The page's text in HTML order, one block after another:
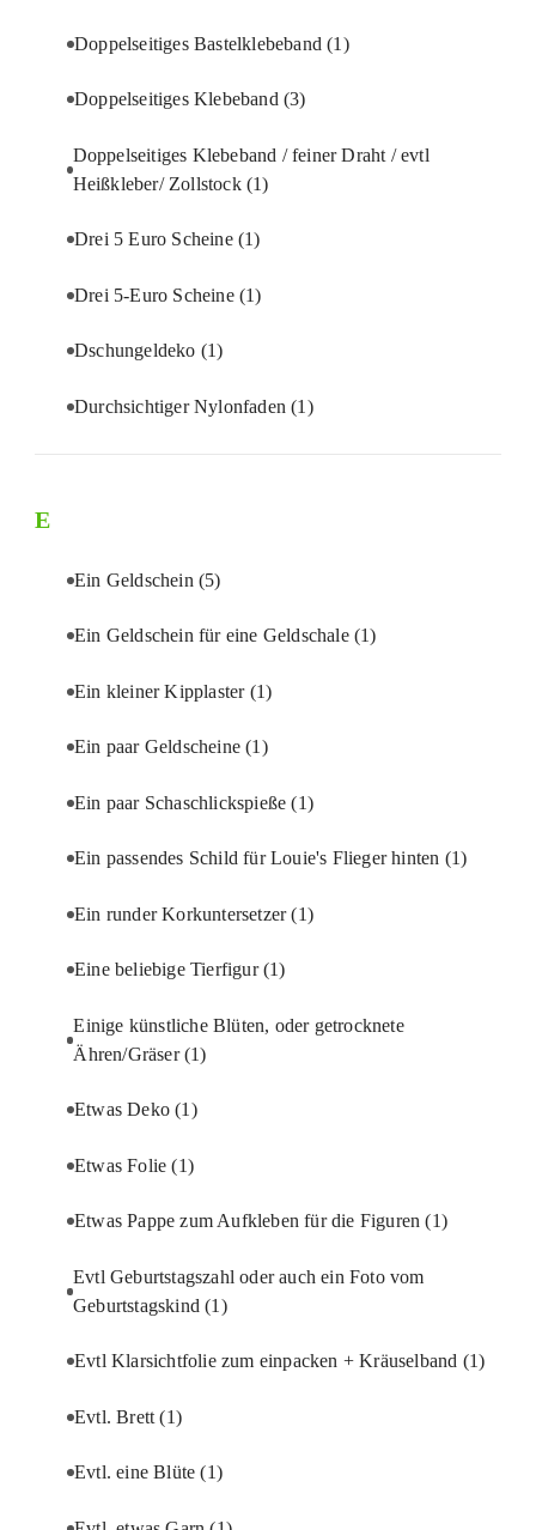
Doppelseitiges Bastelklebeband(1)
Doppelseitiges Klebeband (3)
Doppelseitiges Klebeband / feiner Draht / evtl
Heißkleber/ Zollstock(1)
Drei 5 Euro Scheine (1)
Drei 5-Euro Scheine (1)
Dschungeldeko (1)
Durchsichtiger Nylonfaden(1)
E
Ein Geldschein (5)
Ein Geldschein für eine Geldschale (1)
Ein kleiner Kipplaster (1)
Ein paar Geldscheine(1)
Ein paar Schaschlickspieße(1)
Ein passendes Schild für Louie's Flieger hinten (1)
Ein runder Korkuntersetzer(1)
Eine beliebige Tierfigur(1)
Einige künstliche Blüten, oder getrocknete
Ähren/Gräser(1)
Etwas Deko(1)
Etwas Folie(1)
Etwas Pappe zum Aufkleben für die Figuren(1)
Evtl Geburtstagszahl oder auch ein Foto vom
Geburtstagskind(1)
Evtl Klarsichtfolie zum einpacken + Kräuselband (1)
Evtl. Brett(1)
Evtl. eine Blüte(1)